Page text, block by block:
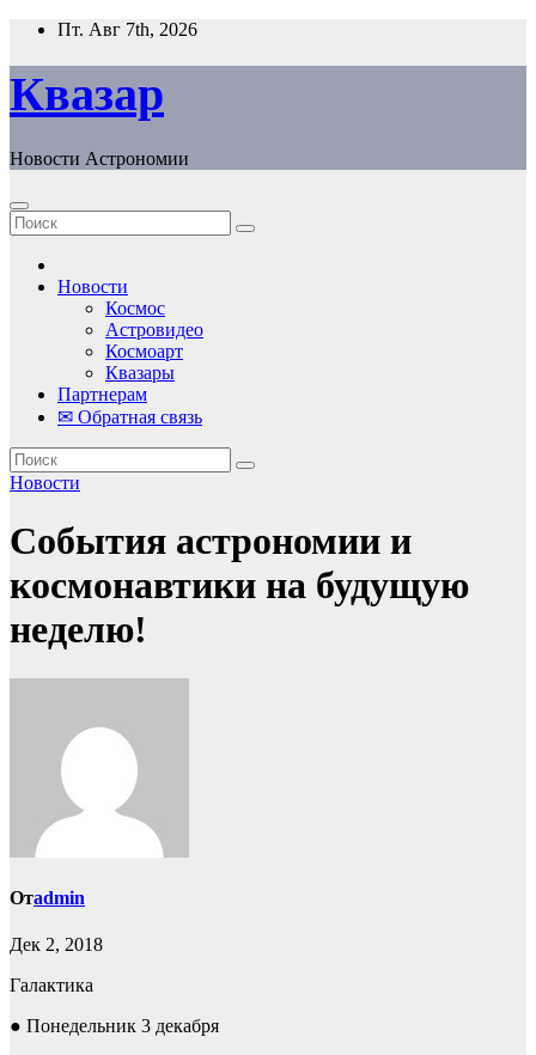
Перейти
содержанию
Пт. Авг 7th, 2026
Квазар
Новости Астрономии
Новости
Космос
Астровидео
Космоарт
Квазары
Партнерам
✉ Обратная связь
Новости
События астрономии и
космонавтики на будущую
неделю!
Отadmin
Дек 2, 2018
Галактика
● Понедельник 3 декабря